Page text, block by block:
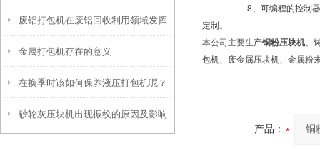
了
废铝打包机在废铝回收利用领域发挥
着很大的作用
金属打包机存在的意义
在换季时该如何保养液压打包机呢？
砂轮灰压块机出现振纹的原因及影响
8、可编程的控制器的操作
定制。
本公司主要生产铜粉压块机、
包机、废金属压块机、金属粉
产品：